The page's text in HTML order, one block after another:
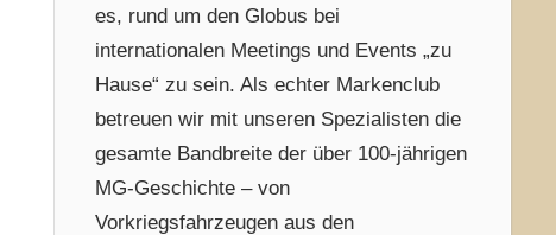
es, rund um den Globus bei
internationalen Meetings und Events „zu
Hause“ zu sein. Als echter Markenclub
betreuen wir mit unseren Spezialisten die
gesamte Bandbreite der über 100-jährigen
MG-Geschichte – von
Vorkriegsfahrzeugen aus den